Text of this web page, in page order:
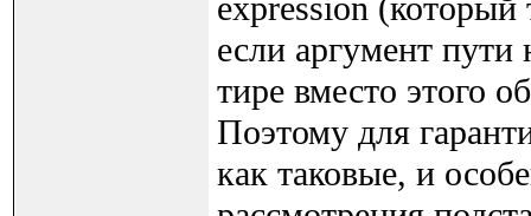
expression (который
если аргумент пути
тире вместо этого
Поэтому для
как таковые, и